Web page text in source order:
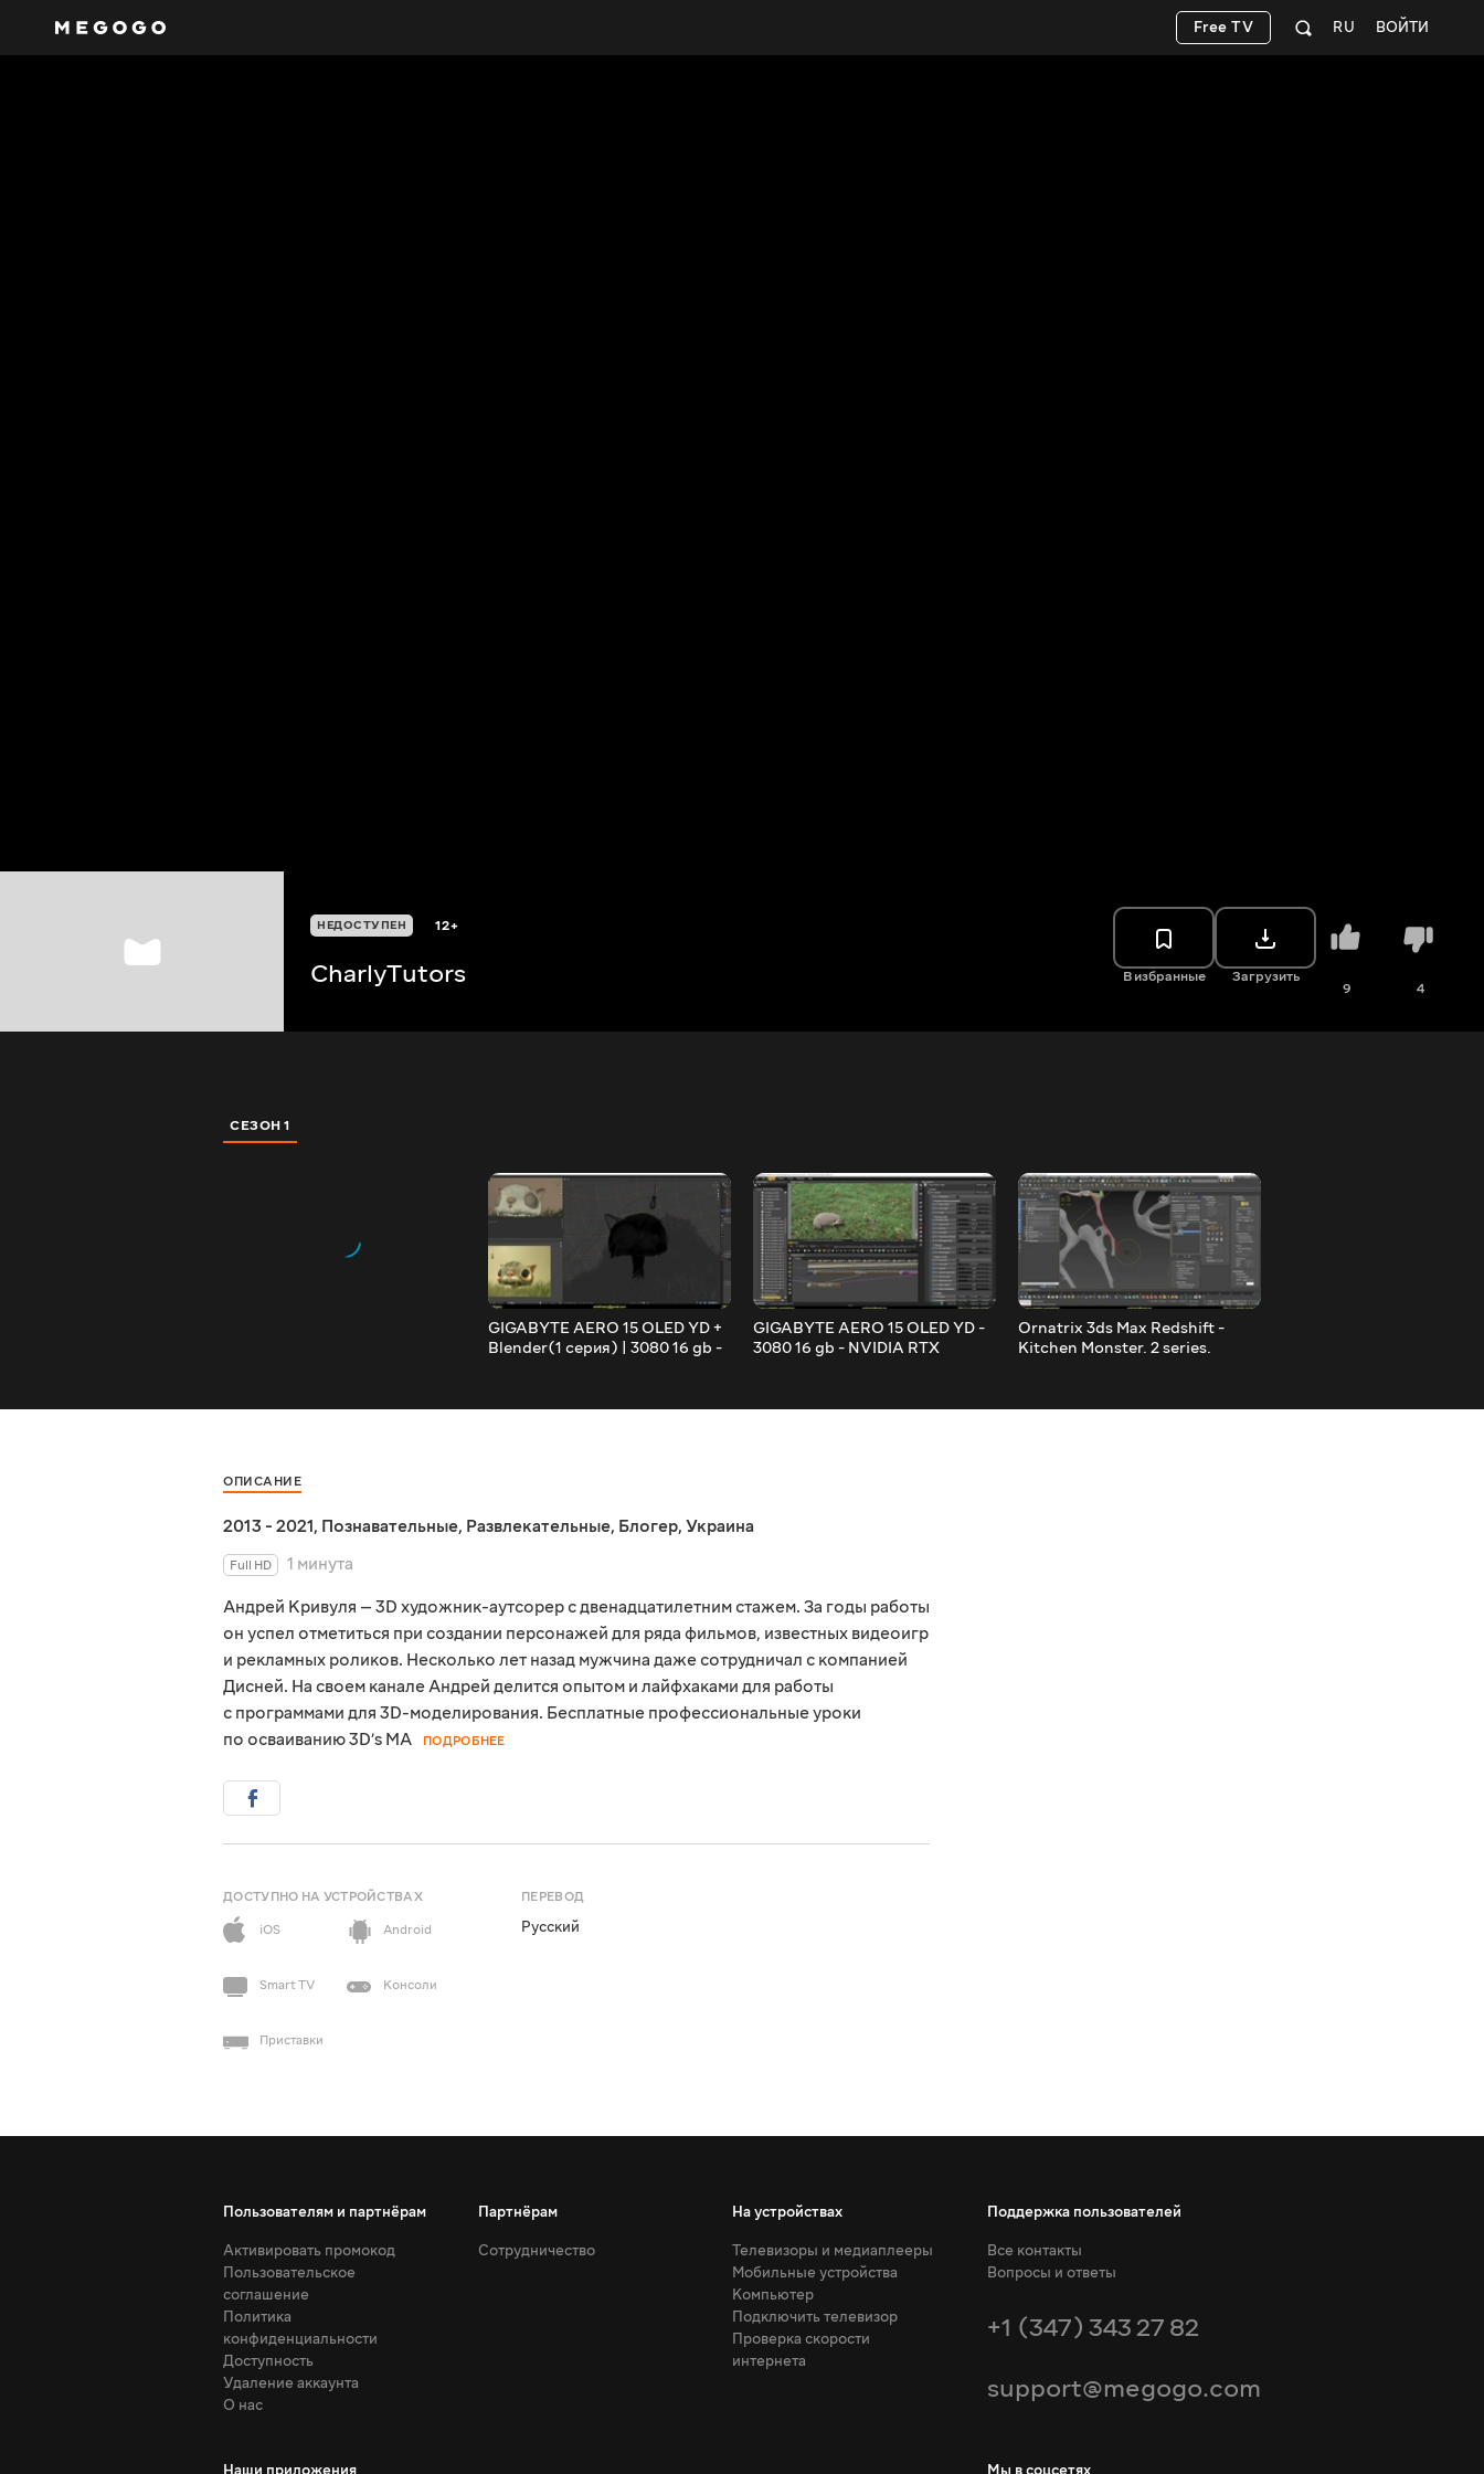
ВОЙТИ
RU
Free TV
НЕДОСТУПЕН 12+
CharlyTutors В избранные Загрузить
9 4
СЕЗОН 1
GIGABYTE AERO 15 OLED YD +
Blender(1 серия) | 3080 16 gb -
GIGABYTE AERO 15 OLED YD -
3080 16 gb - NVIDIA RTX
Ornatrix 3ds Max Redshift -
Kitchen Monster. 2 series.
ОПИСАНИЕ
2013 - 2021, Познавательные, Развлекательные, Блогер, Украина
Full HD
1 минута
Андрей Кривуля — 3D художник-аутсорер с двенадцатилетним стажем. За годы работы
он успел отметиться при создании персонажей для ряда фильмов, известных видеоигр
и рекламных роликов. Несколько лет назад мужчина даже сотрудничал с компанией
Дисней. На своем канале Андрей делится опытом и лайфхаками для работы
с программами для 3D-моделирования. Бесплатные профессиональные уроки
по осваиванию 3D’s MA
ПОДРОБНЕЕ
ДОСТУПНО НА УСТРОЙСТВАХ
iOS
Android
Smart TV Консоли
Приставки
ПЕРЕВОД
Русский
Пользователям и партнёрам
Активировать промокод
Пользовательское
соглашение
Политика
конфиденциальности
Доступность
Удаление аккаунта
О нас
Партнёрам
Сотрудничество
На устройствах
Телевизоры и медиаплееры
Мобильные устройства
Компьютер
Подключить телевизор
Проверка скорости
интернета
Поддержка пользователей
Все контакты
Вопросы и ответы
+1 (347) 343 27 82
support@megogo.com